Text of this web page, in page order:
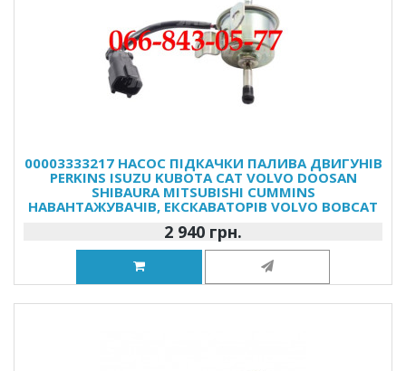
00003333217 НАСОС ПІДКАЧКИ ПАЛИВА ДВИГУНІВ
PERKINS ISUZU KUBOTA CAT VOLVO DOOSAN
SHIBAURA MITSUBISHI CUMMINS
НАВАНТАЖУВАЧІВ, ЕКСКАВАТОРІВ VOLVO BOBCAT
2 940 грн.